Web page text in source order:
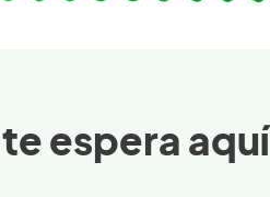
espera aquí